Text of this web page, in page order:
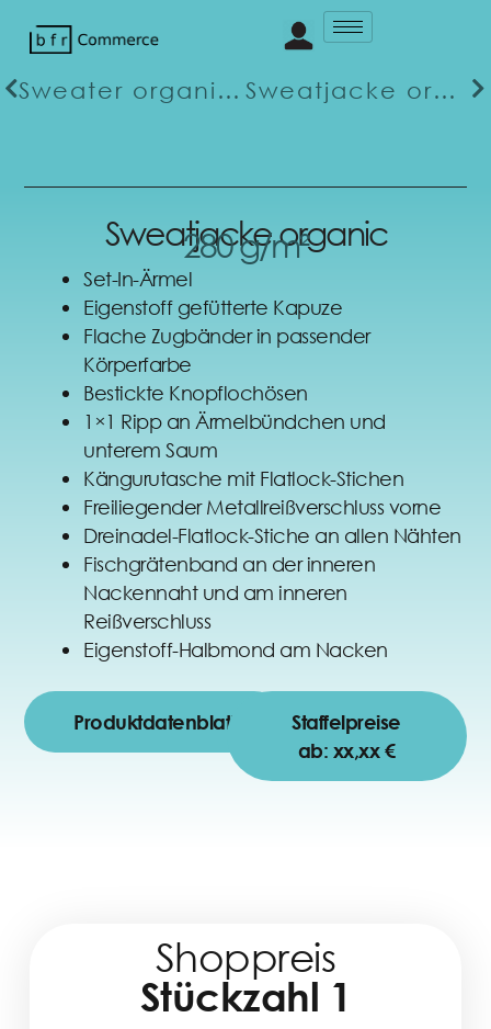
Sweater organic premium Sweatjacke organic premium
Sweatjacke organic
280 g/m²
Set-In-Ärmel
Eigenstoff gefütterte Kapuze
Flache Zugbänder in passender
Körperfarbe
Bestickte Knopflochösen
1×1 Ripp an Ärmelbündchen und
unterem Saum
Kängurutasche mit Flatlock-Stichen
Freiliegender Metallreißverschluss vorne
Dreinadel-Flatlock-Stiche an allen Nähten
Fischgrätenband an der inneren
Nackennaht und am inneren
Reißverschluss
Eigenstoff-Halbmond am Nacken
Produktdatenblatt
Staffelpreise
ab: xx,xx €
Shoppreis
Stückzahl 1